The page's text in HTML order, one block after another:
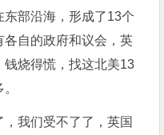
部沿海，形成了13个
自的政府和议会，英
钱烧得慌，找这北美13
我们受不了了，英国